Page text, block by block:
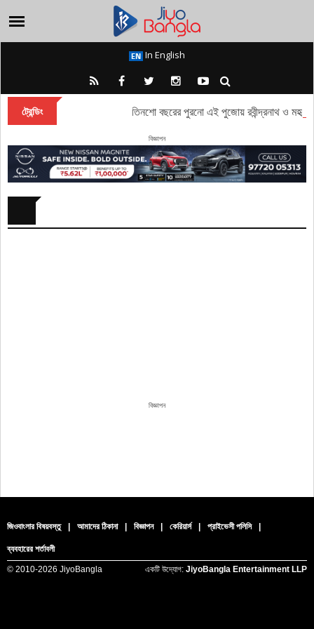
In English
ট্রেন্ডিং তিনশো বছরের পুরনো এই পুজোয় রবীন্দ্রনাথ ও মহাত্মা
বিজ্ঞাপন
জিওবাংলার বিষয়বস্তু | আমাদের ঠিকানা | বিজ্ঞাপন | কেরিয়ার্স | প্রাইভেসী পলিসি |
ব্যবহারের শর্তাবলী
© 2010-2026 JiyoBangla একটি উদ্যোগ: JiyoBangla Entertainment LLP
বিজ্ঞাপন